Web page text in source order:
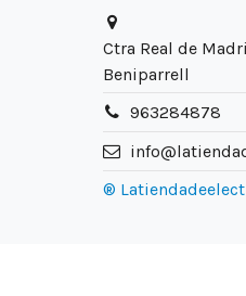
Ctra Real de
Beniparrell
963284878
®